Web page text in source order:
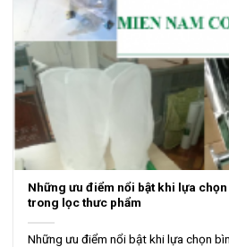
Những ưu điểm nổi bật khi lựa
trong lọc thưc phẩm
Những ưu điểm nổi bật khi lựa chọn